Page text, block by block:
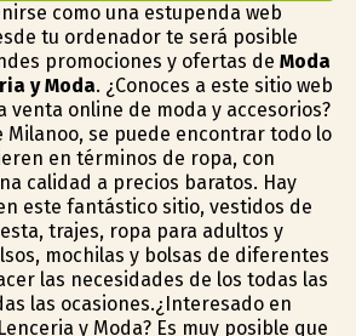
como una estupenda web
tu ordenador te será posible
promociones y ofertas de Moda
y Moda. ¿Conoces a este sitio web
venta online de moda y accesorios?
Milanoo, se puede encontrar todo lo
en términos de ropa, con
calidad a precios baratos. Hay
este fantástico sitio, vestidos de
trajes, ropa para adultos y
mochilas y bolsas de diferentes
las necesidades de los todas las
las ocasiones.¿Interesado en
y Moda? Es muy posible que